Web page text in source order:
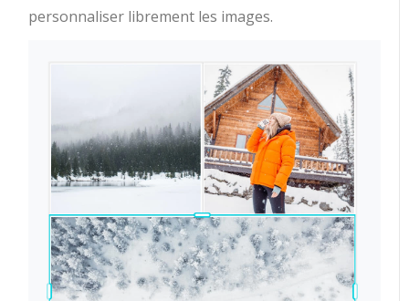
personnaliser librement les images.